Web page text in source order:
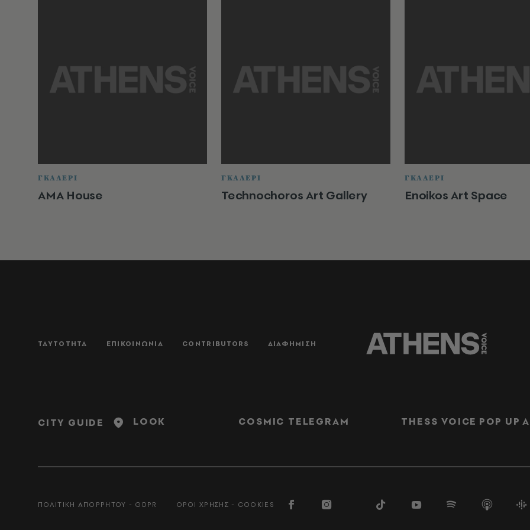
ΓΚΑΛΕΡΙ
ΑΜΑ Ηouse
ΓΚΑΛΕΡΙ
Technochoros Art Gallery
ΓΚΑΛΕΡΙ
Enoikos Art Space
ΤΑΥΤΟΤΗΤΑ ΕΠΙΚΟΙΝΩΝΙΑ CONTRIBUTORS ΔΙΑΦΗΜΙΣΗ
CITY GUIDE LOOK COSMIC TELEGRAM THESS VOICE POP UP
ΠΟΛΙΤΙΚΗ ΑΠΟΡΡΗΤΟΥ - GDPR ΟΡΟΙ ΧΡΗΣΗΣ - COOKIES